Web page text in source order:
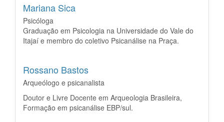
Mariana Sica
Psicóloga
⁠Graduação em Psicologia na Universidade do Vale do
Itajaí e membro do coletivo Psicanálise na Praça.
Rossano Bastos
Arqueólogo e psicanalista
Doutor e Livre Docente em Arqueologia Brasileira,
Formação em psicanálise EBP/sul.